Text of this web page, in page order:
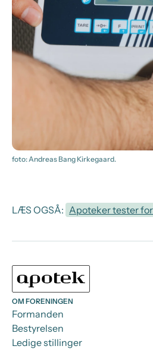
foto: Andreas Bang Kirkegaard.
LÆS OGSÅ: Apoteker tester
OM FORENINGEN
Formanden
Bestyrelsen
Ledige stillinger